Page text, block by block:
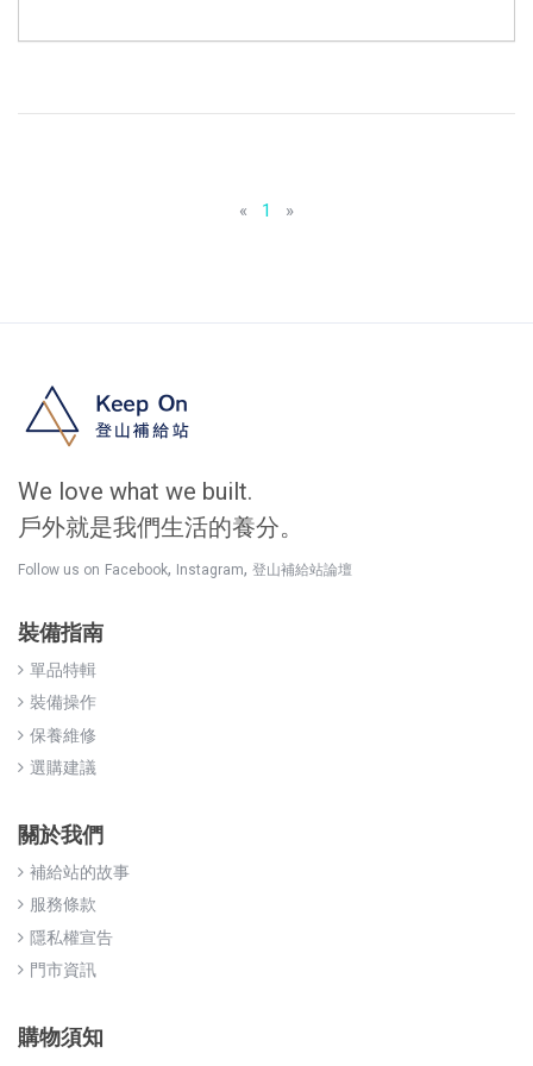
« 1 »
We love what we built.
戶外就是我們生活的養分。
Follow us on Facebook, Instagram, 登山補給站論壇
裝備指南
單品特輯
裝備操作
保養維修
選購建議
關於我們
補給站的故事
服務條款
隱私權宣告
門市資訊
購物須知